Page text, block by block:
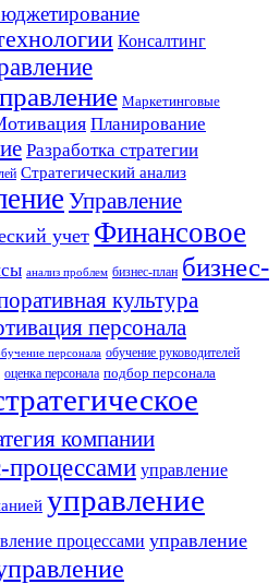
Консалтинг
Маркетинговые
Планирование
Разработка стратегии
Стратегический анализ
Управление
учет Финансовое
анализ проблем бизнес-план бизнес-
культура
персонала
персонала обучение руководителей
оценка персонала подбор персонала
компании
процессами управление
управление
процессами управление